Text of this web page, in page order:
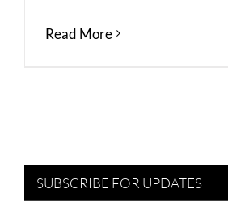
Read More
SUBSCRIBE FOR UPDATES